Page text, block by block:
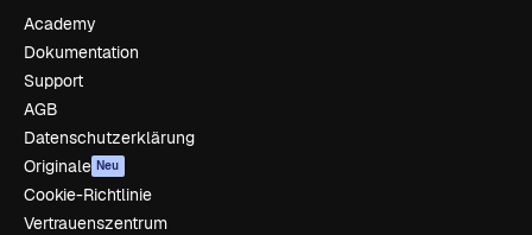
Academy
Dokumentation
Support
AGB
Datenschutzerklärung
Originale Neu
Cookie-Richtlinie
Vertrauenszentrum